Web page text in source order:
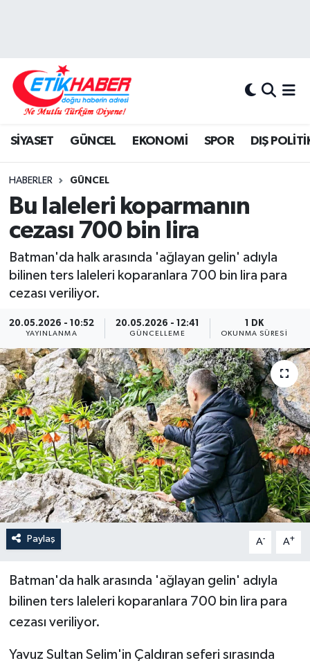
SİYASET GÜNCEL EKONOMİ SPOR DIŞ
HABERLER GÜNCEL
Bu laleleri koparmanın
cezası 700 bin lira
Batman'da halk arasında 'ağlayan gelin' adıyla
bilinen ters laleleri koparanlara 700 bin lira para
cezası veriliyor.
20.05.2026 - 10:52
YAYINLANMA
20.05.2026 - 12:41
GÜNCELLEME
1 DK
OKUNMA SÜRESI
Paylaş A- A+
Batman'da halk arasında 'ağlayan gelin' adıyla
bilinen ters laleleri koparanlara 700 bin lira para
cezası veriliyor.
Yavuz Sultan Selim'in Çaldıran seferi sırasında
DIŞ POLİTİKA
KÖŞE YAZILARI
KÜLTÜR-SANAT-MAGAZİN
MEDYA
ÖZEL HABER
RÖPORTAJLAR
SAĞLIK
SİYASET
GÜNCEL
SPOR
YAŞAM
Yerel
Hava Durumu
Süper Lig Puan Durumu ve Fikstür
Tüm Manşetler
Son Dakika Haberleri
Haber Arşivi